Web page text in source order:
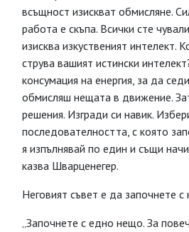
всъщност изискват обмисляне.
работа е скъпа. Всички сте
изисква изкуственият интелект.
струва вашият истински
консумация на енергия, за да
обмисляш нещата в движение.
решения. Изгради си навик.
последователността, с която
я изпълнявай по един и същи
казва Шварценегер.
Неговият съвет е да започнете
„Започнете с едно нещо. За